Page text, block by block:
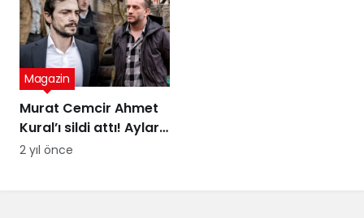
Murat Cemcir Ahmet
Kural’ı sildi attı! Aylar
sonra samimi
Magazin
2 yıl önce